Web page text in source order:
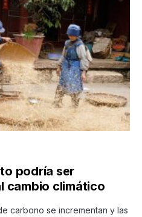
podría ser
cambio climático
carbono se incrementan y las